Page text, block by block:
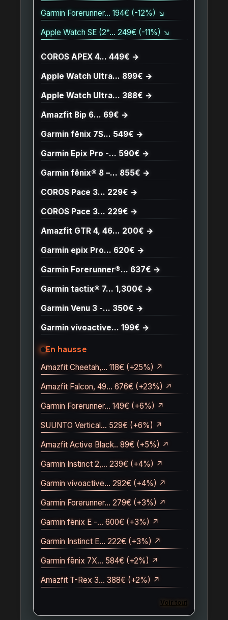
Garmin Forerunner… 194€ (-12%) ↘
Apple Watch SE (2ᵉ… 249€ (-11%) ↘
COROS APEX 4… 449€ →
Apple Watch Ultra… 899€ →
Apple Watch Ultra… 388€ →
Amazfit Bip 6… 69€ →
Garmin fēnix 7S… 549€ →
Garmin Epix Pro -… 590€ →
Garmin fēnix® 8 –… 855€ →
COROS Pace 3… 229€ →
COROS Pace 3… 229€ →
Amazfit GTR 4, 46… 200€ →
Garmin epix Pro… 620€ →
Garmin Forerunner®… 637€ →
Garmin tactix® 7… 1,300€ →
Garmin Venu 3 -… 350€ →
Garmin vívoactive… 199€ →
En hausse
Amazfit Cheetah,… 118€ (+25%) ↗
Amazfit Falcon, 49… 676€ (+23%) ↗
Garmin Forerunner… 149€ (+6%) ↗
SUUNTO Vertical… 529€ (+6%) ↗
Amazfit Active Black.. 89€ (+5%) ↗
Garmin Instinct 2,… 239€ (+4%) ↗
Garmin vívoactive… 292€ (+4%) ↗
Garmin Forerunner… 279€ (+3%) ↗
Garmin fēnix E -… 600€ (+3%) ↗
Garmin Instinct E… 222€ (+3%) ↗
Garmin fēnix 7X… 584€ (+2%) ↗
Amazfit T-Rex 3… 388€ (+2%) ↗
Voir tout